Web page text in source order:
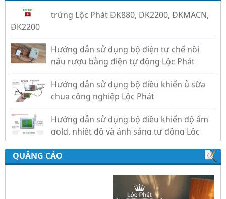
Hướng dẫn sử dụng bộ điện tự chế nồi
Hướng dẫn sử dụng bộ điều khiển ủ sữa
chua công nghiệp Lộc Phát
Hướng dẫn sử dụng bộ điều khiển độ ẩm
gold, nhiệt độ và ánh sáng tự động Lộc
Phát
QUẢNG CÁO